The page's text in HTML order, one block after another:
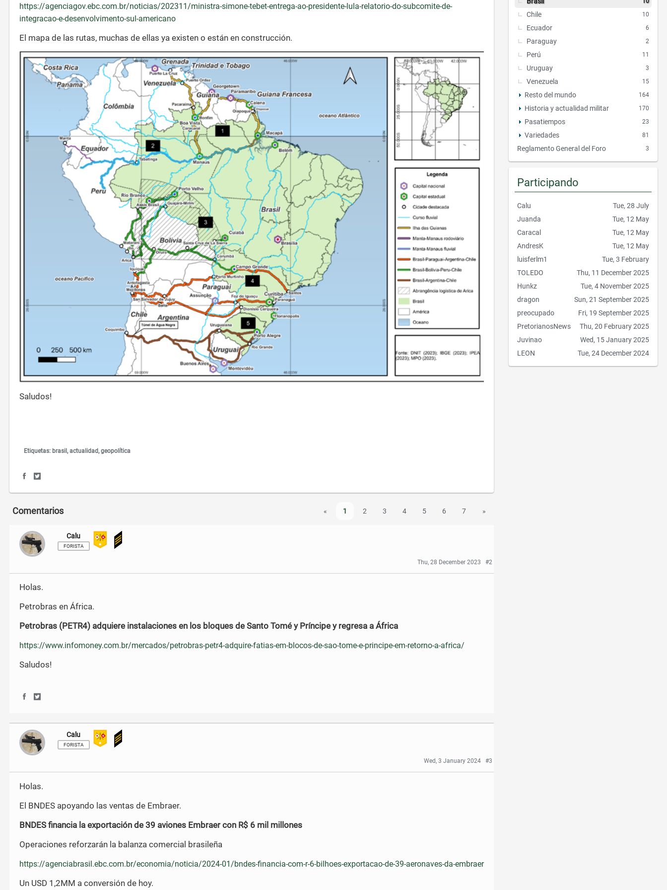
https://agenciagov.ebc.com.br/noticias/202311/ministra-simone-tebet-entrega-ao-presidente-lula-relatorio-do-subcomite-de-
integracao-e-desenvolvimento-sul-americano
El mapa de las rutas, muchas de ellas ya existen o están en construcción.
Saludos!
Etiquetas: brasil actualidad geopolítica
S
e
n
F
a
o
k
S
e
n
T
w
e
« 1 2 3 4 5 6 7 »
Comentarios
Calu
FORISTA
Thu, 28 December 2023 #2
Holas.
Petrobras en África.
Petrobras (PETR4) adquiere instalaciones en los bloques de Santo Tomé y Príncipe y regresa a África
https://www.infomoney.com.br/mercados/petrobras-petr4-adquire-fatias-em-blocos-de-sao-tome-e-principe-em-retorno-a-africa/
Saludos!
S
e
o
n
a
e
o
k
S
e
o
n
w
t
e
Calu
FORISTA
Wed, 3 January 2024 #3
Holas.
El BNDES apoyando las ventas de Embraer.
BNDES financia la exportación de 39 aviones Embraer con R$ 6 mil millones
Operaciones reforzarán la balanza comercial brasileña
https://agenciabrasil.ebc.com.br/economia/noticia/2024-01/bndes-financia-com-r-6-bilhoes-exportacao-de-39-aeronaves-da-embraer
Un USD 1,2MM a conversión de hoy.
10
Chile
6
Ecuador
2
Paraguay
11
Perú
3
Uruguay
15
Venezuela
164
Resto del mundo
170
Historia y actualidad militar
23
Pasatiempos
81
Variedades
3
Reglamento General del Foro
Participando
Tue, 28 July
Calu
Tue, 12 May
Juanda
Tue, 12 May
Caracal
Tue, 12 May
AndresK
Tue, 3 February
luisferlm1
Thu, 11 December 2025
TOLEDO
Tue, 4 November 2025
Hunkz
Sun, 21 September 2025
dragon
Fri, 19 September 2025
preocupado
Thu, 20 February 2025
PretorianosNews
Wed, 15 January 2025
Juvinao
Tue, 24 December 2024
LEON